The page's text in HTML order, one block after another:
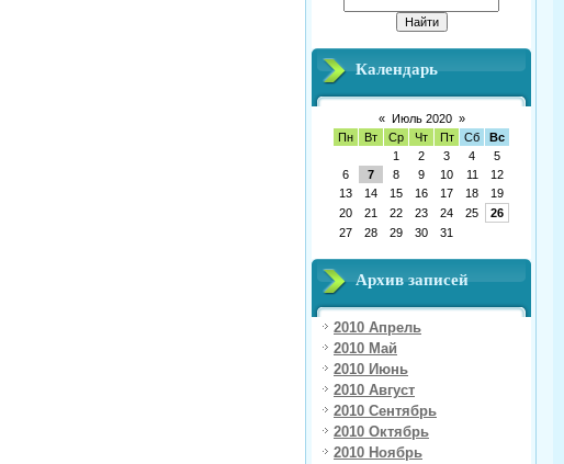
Календарь
« Июль 2020 »
Пн
Вт Ср Чт Пт Сб
Вс
1
2 3 4
5
6
7 8 9 10 11
12
13
14 15 16 17 18
19
20
21 22 23 24 25
26
27
28 29 30 31
Архив записей
2010 Апрель
2010 Май
2010 Июнь
2010 Август
2010 Сентябрь
2010 Октябрь
2010 Ноябрь